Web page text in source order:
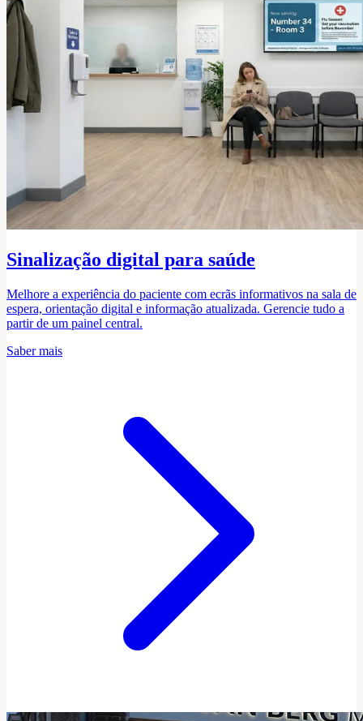
Sinalização digital para saúde
Melhore a experiência do paciente com ecrãs informativos na sala de
espera, orientação digital e informação atualizada. Gerencie tudo a
partir de um painel central.
Saber mais